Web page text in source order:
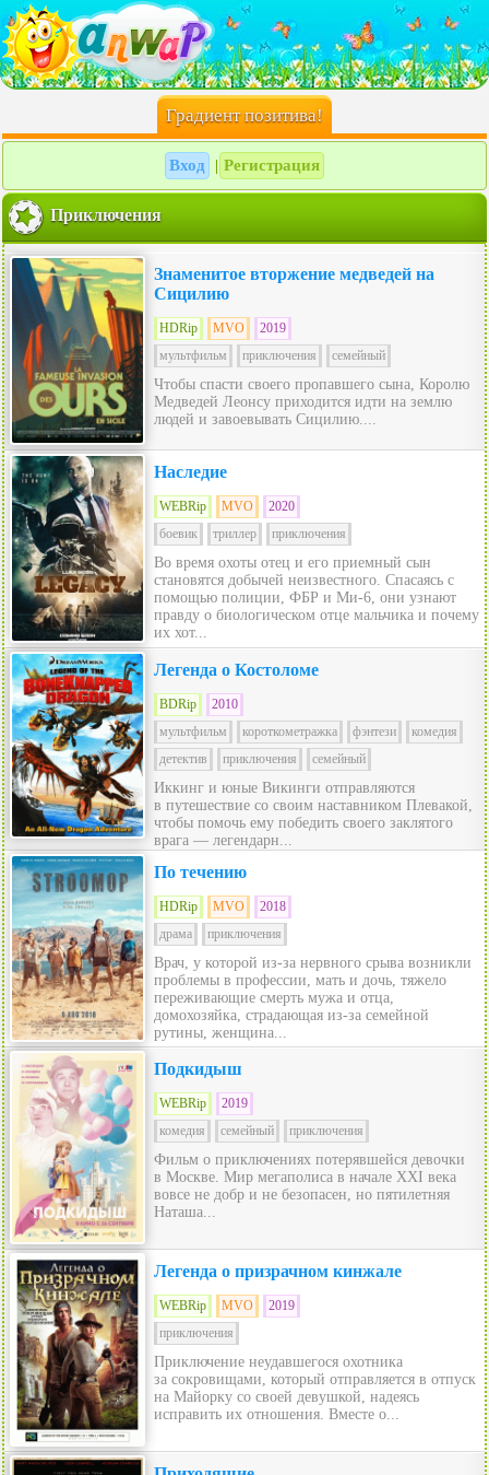
Градиент позитива!
Вход Регистрация
Приключения
Знаменитое вторжение медведей на
Сицилию
HDRip MVO
2019
мультфильм
приключения семейный
Чтобы спасти своего пропавшего сына, Королю
Медведей Леонсу приходится идти на землю
людей и завоевывать Сицилию....
Наследие
WEBRip MVO
2020
боевик
триллер приключения
Во время охоты отец и его приемный сын
становятся добычей неизвестного. Спасаясь с
помощью полиции, ФБР и Ми-6, они узнают
правду о биологическом отце мальчика и почему
их хот...
Легенда о Костоломе
BDRip
2010
мультфильм
короткометражка фэнтези
комедия
детектив
приключения семейный
Иккинг и юные Викинги отправляются
в путешествие со своим наставником Плевакой,
чтобы помочь ему победить своего заклятого
врага — легендарн...
По течению
HDRip MVO
2018
драма
приключения
Врач, у которой из-за нервного срыва возникли
проблемы в профессии, мать и дочь, тяжело
переживающие смерть мужа и отца,
домохозяйка, страдающая из-за семейной
рутины, женщина...
Подкидыш
WEBRip
2019
комедия
семейный приключения
Фильм о приключениях потерявшейся девочки
в Москве. Мир мегаполиса в начале XXI века
вовсе не добр и не безопасен, но пятилетняя
Наташа...
Легенда о призрачном кинжале
WEBRip MVO
2019
приключения
Приключение неудавшегося охотника
за сокровищами, который отправляется в отпуск
на Майорку со своей девушкой, надеясь
исправить их отношения. Вместе о...